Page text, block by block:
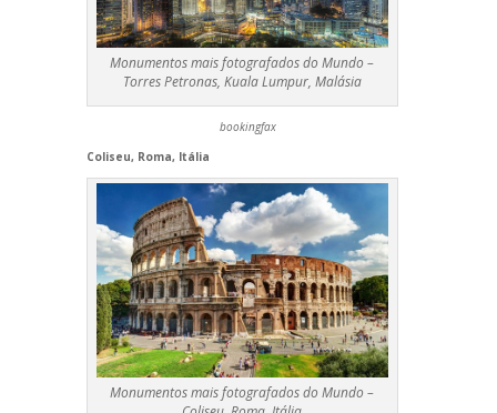
Monumentos mais fotografados do Mundo –
Torres Petronas, Kuala Lumpur, Malásia
bookingfax
Coliseu, Roma, Itália
Monumentos mais fotografados do Mundo –